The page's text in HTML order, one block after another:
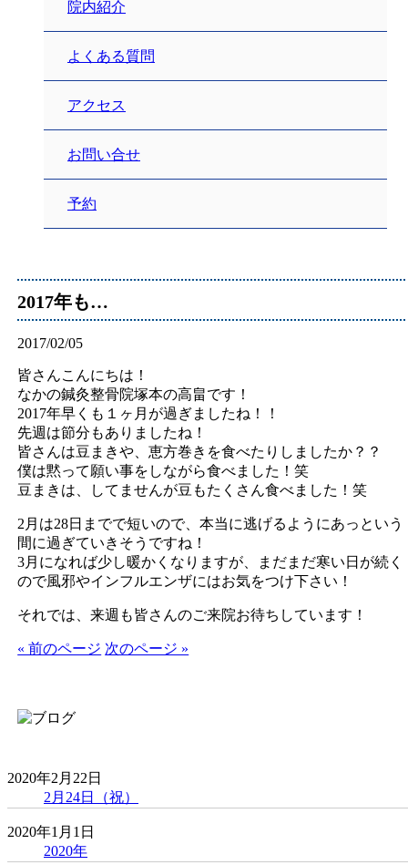
院内紹介
よくある質問
アクセス
お問い合せ
予約
2017年も…
2017/02/05
皆さんこんにちは！
なかの鍼灸整骨院塚本の高畠です！
2017年早くも１ヶ月が過ぎましたね！！
先週は節分もありましたね！
皆さんは豆まきや、恵方巻きを食べたりしましたか？？
僕は黙って願い事をしながら食べました！笑
豆まきは、してませんが豆もたくさん食べました！笑
2月は28日までで短いので、本当に逃げるようにあっという
間に過ぎていきそうですね！
3月になれば少し暖かくなりますが、まだまだ寒い日が続く
ので風邪やインフルエンザにはお気をつけ下さい！
それでは、来週も皆さんのご来院お待ちしています！
« 前のページ 次のページ »
2020年2月22日
2月24日（祝）
2020年1月1日
2020年